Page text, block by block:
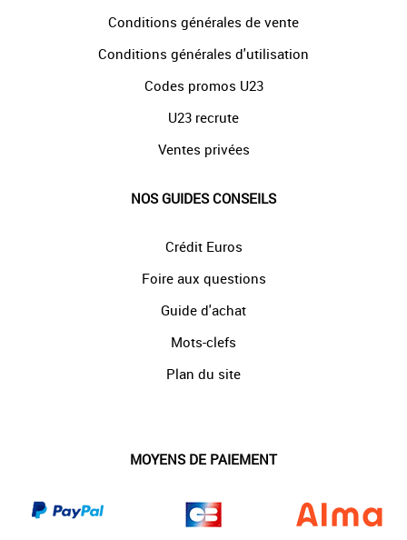
Conditions générales de vente
Conditions générales d'utilisation
Codes promos U23
U23 recrute
Ventes privées
NOS GUIDES CONSEILS
Crédit Euros
Foire aux questions
Guide d'achat
Mots-clefs
Plan du site
MOYENS DE PAIEMENT